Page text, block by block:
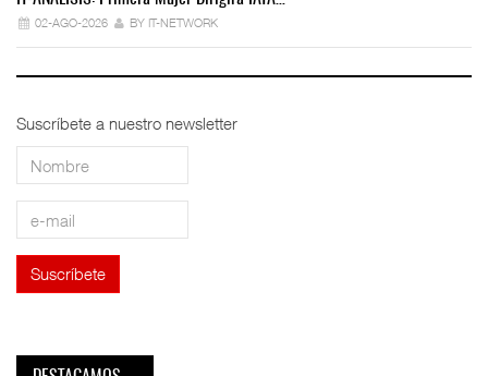
02-AGO-2026 BY IT-NETWORK
Suscríbete a nuestro newsletter